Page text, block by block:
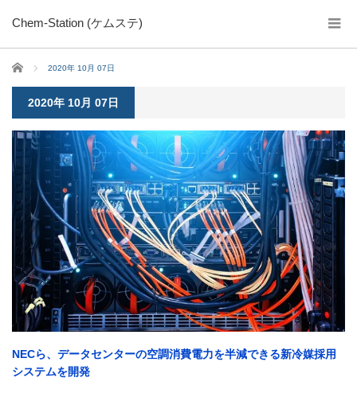
Chem-Station (ケムステ)
ホーム 2020年 10月 07日
2020年 10月 07日
NECら、データセンターの空調消費電力を半減できる新冷媒採用
システムを開発